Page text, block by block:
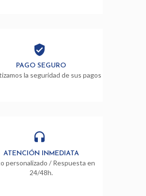
PAGO SEGURO
la seguridad de sus pagos
ATENCIÓN INMEDIATA
personalizado / Respuesta en
24/48h.